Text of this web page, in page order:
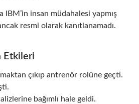
IBM’in insan müdahalesi yapmış
resmi olarak kanıtlanamadı.
Etkileri
çıkıp antrenör rolüne geçti.
bağımlı hale geldi.